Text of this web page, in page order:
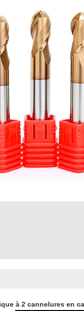
à 2 cannelures en